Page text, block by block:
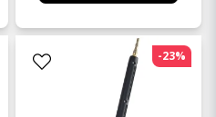
-23%